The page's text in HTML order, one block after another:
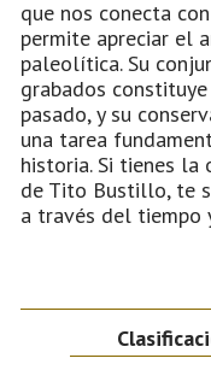
que nos conecta
permite apreciar el
paleolítica. Su
grabados
pasado, y su
una tarea
historia. Si tienes
de Tito Bustillo, te
a través del tiempo